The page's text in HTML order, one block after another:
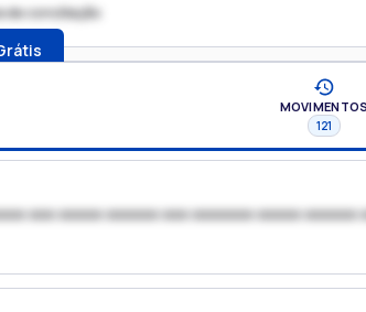
de conciliação
MOVIMENTOS
121
xxx xxxxx xxxxxx xxx xxxxxxx xxxxx xxxxxx